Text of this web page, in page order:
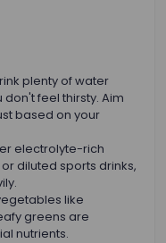
plenty of water
feel thirsty. Aim
based on your
electrolyte-rich
diluted sports drinks,
like
greens are
nutrients.